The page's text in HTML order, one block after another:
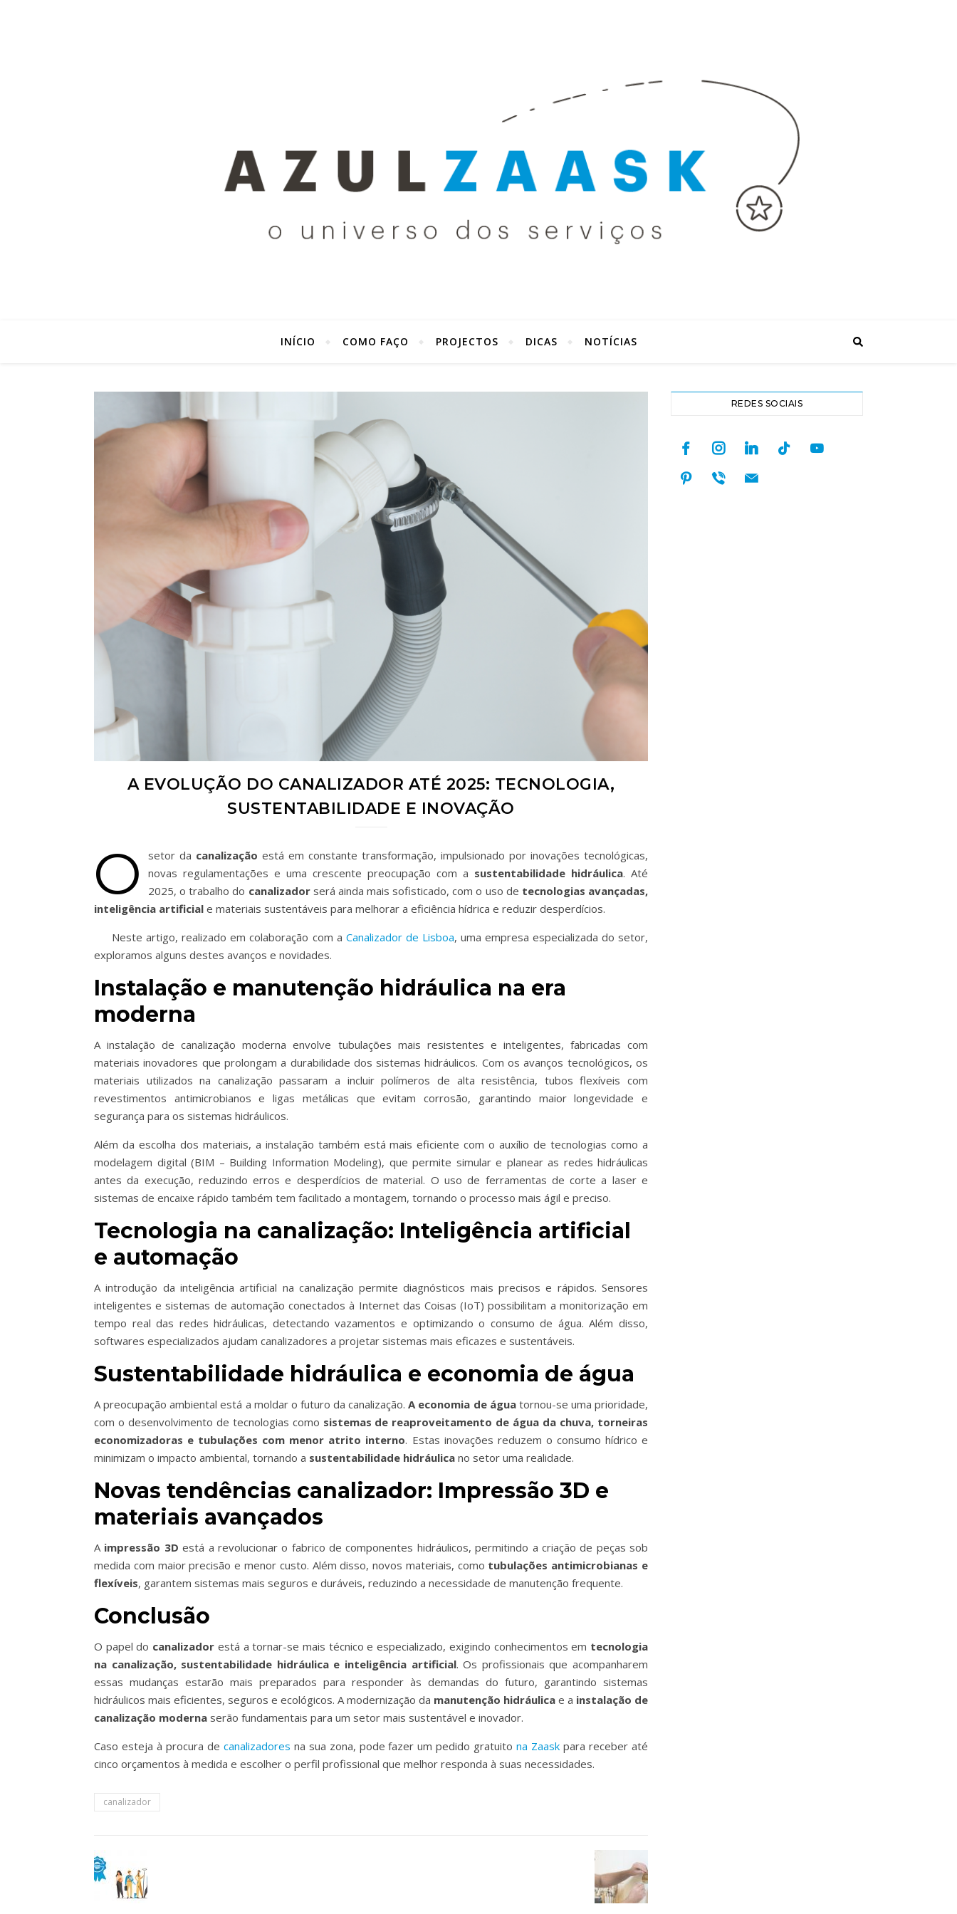
INÍCIO COMO FAÇO PROJECTOS DICAS NOTÍCIAS
A EVOLUÇÃO DO CANALIZADOR ATÉ 2025: TECNOLOGIA,
SUSTENTABILIDADE E INOVAÇÃO
O setor da canalização está em constante transformação, impulsionado por inovações tecnológicas,
novas regulamentações e uma crescente preocupação com a sustentabilidade hidráulica. Até
2025, o trabalho do canalizadorserá ainda mais sofisticado, com o uso de tecnologias avançadas,
inteligência artificial e materiais sustentáveis para melhorar a eficiência hídrica e reduzir desperdícios.
Neste artigo, realizado em colaboração com a Canalizador de Lisboa, uma empresa especializada do setor,
exploramos alguns destes avanços e novidades​.
Instalação e manutenção hidráulica na era
moderna
A instalação de canalização moderna envolve tubulações mais resistentes e inteligentes, fabricadas com
materiais inovadores que prolongam a durabilidade dos sistemas hidráulicos. Com os avanços tecnológicos, os
materiais utilizados na canalização passaram a incluir polímeros de alta resistência, tubos flexíveis com
revestimentos antimicrobianos e ligas metálicas que evitam corrosão, garantindo maior longevidade e
segurança para os sistemas hidráulicos.
Além da escolha dos materiais, a instalação também está mais eficiente com o auxílio de tecnologias como a
modelagem digital (BIM – Building Information Modeling), que permite simular e planear as redes hidráulicas
antes da execução, reduzindo erros e desperdícios de material. O uso de ferramentas de corte a laser e
sistemas de encaixe rápido também tem facilitado a montagem, tornando o processo mais ágil e preciso.
Tecnologia na canalização: Inteligência artificial
e automação
A introdução da inteligência artificial na canalização permite diagnósticos mais precisos e rápidos. Sensores
inteligentes e sistemas de automação conectados à Internet das Coisas (IoT) possibilitam a monitorização em
tempo real das redes hidráulicas, detectando vazamentos e optimizando o consumo de água. Além disso,
softwares especializados ajudam canalizadores a projetar sistemas mais eficazes e sustentáveis.
Sustentabilidade hidráulica e economia de água
A preocupação ambiental está a moldar o futuro da canalização.A economia de águatornou-se uma prioridade,
com o desenvolvimento de tecnologias como sistemas de reaproveitamento de água da chuva, torneiras
economizadoras e tubulações com menor atrito interno. Estas inovações reduzem o consumo hídrico e
minimizam o impacto ambiental, tornando a sustentabilidade hidráulica no setor uma realidade.
Novas tendências canalizador: Impressão 3D e
materiais avançados
A impressão 3D está a revolucionar o fabrico de componentes hidráulicos, permitindo a criação de peças sob
medida com maior precisão e menor custo. Além disso, novos materiais, como tubulações antimicrobianas e
flexíveis, garantem sistemas mais seguros e duráveis, reduzindo a necessidade de manutenção frequente.
Conclusão
O papel do canalizador está a tornar-se mais técnico e especializado, exigindo conhecimentos em tecnologia
na canalização, sustentabilidade hidráulica e inteligência artificial. Os profissionais que acompanharem
essas mudanças estarão mais preparados para responder às demandas do futuro, garantindo sistemas
hidráulicos mais eficientes, seguros e ecológicos. A modernização da manutenção hidráulica e a instalação de
canalização moderna serão fundamentais para um setor mais sustentável e inovador.
Caso esteja à procura de canalizadores na sua zona, pode fazer um pedido gratuitona Zaask para receber até
cinco orçamentos à medida e escolher o perfil profissional que melhor responda à suas necessidades.
canalizador
REDES SOCIAIS
facebookinstagramlinkedintiktok youtube
pinterest
viber mail